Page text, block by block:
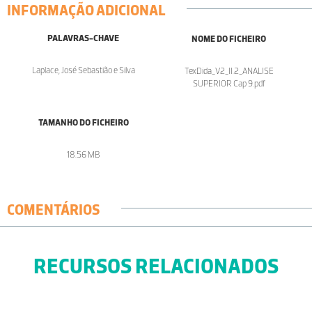
INFORMAÇÃO ADICIONAL
PALAVRAS-CHAVE
Laplace, José Sebastião e Silva
NOME DO FICHEIRO
TexDida_V2_II.2_ANALISE
SUPERIOR Cap 9.pdf
TAMANHO DO FICHEIRO
18.56 MB
COMENTÁRIOS
RECURSOS RELACIONADOS